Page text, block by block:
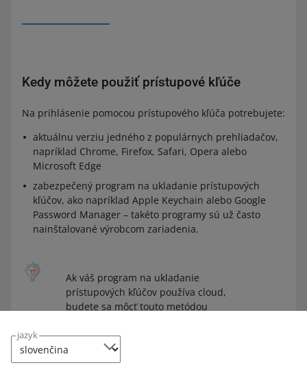
jazyk
Kedy môžete použiť prístupové kľúče
Na prihlásenie pomocou prístupového kľúča potrebujete:
aktuálnu verziu jedného z populárnych prehliadačov,
napríklad Chrome, Firefox, Safari, Opera alebo
Microsoft Edge
zabezpečený program na ukladanie prístupových
kľúčov, ako napríklad Apple Keychain alebo Google
Password Manager – takéto programy sú už často
nainštalované výrobcom zariadenia.
Ak váš program na ukladanie
prístupových kľúčov používa cloud,
budete sa môcť touto metódou
V prípade programov, ktoré